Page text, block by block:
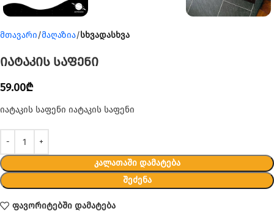
მთავარი მაღაზია სხვადასხვა
იატაკის საფენი
59.00₾
იატაკის საფენი იატაკის საფენი
ᲙᲐᲚᲐᲗᲐᲨᲘ ᲓᲐᲛᲐᲢᲔᲑᲐ
ᲨᲔᲫᲔᲜᲐ
ფავორიტებში დამატება